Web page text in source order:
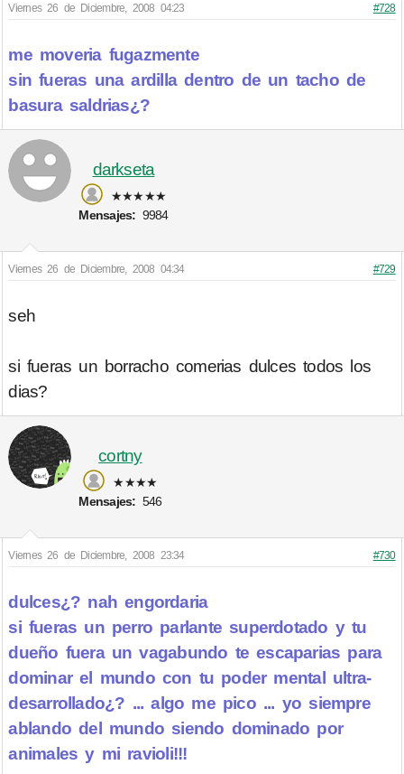
Viernes 26 de Diciembre, 2008 04:23 #728
me moveria fugazmente
sin fueras una ardilla dentro de un tacho de
basura saldrias¿?
darkseta
★★★★★
Mensajes: 9984
Viernes 26 de Diciembre, 2008 04:34 #729
seh
si fueras un borracho comerias dulces todos los
dias?
cortny
★★★★
Mensajes: 546
Viernes 26 de Diciembre, 2008 23:34 #730
dulces¿? nah engordaria
si fueras un perro parlante superdotado y tu
dueño fuera un vagabundo te escaparias para
dominar el mundo con tu poder mental ultra-
desarrollado¿? ... algo me pico ... yo siempre
ablando del mundo siendo dominado por
animales y mi ravioli!!!